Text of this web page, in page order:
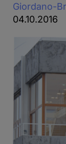
Giordano-
04.10.2016